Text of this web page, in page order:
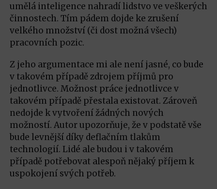
umělá inteligence nahradí lidstvo ve veškerých
činnostech. Tím pádem dojde ke zrušení
velkého množství (či dost možná všech)
pracovních pozic.
Z jeho argumentace mi ale není jasné, co bude
v takovém případě zdrojem příjmů pro
jednotlivce. Možnost práce jednotlivce v
takovém případě přestala existovat. Zároveň
nedojde k vytvoření žádných nových
možností. Autor upozorňuje, že v podstatě vše
bude levnější díky deflačním tlakům
technologií. Lidé ale budou i v takovém
případě potřebovat alespoň nějaký příjem k
uspokojení svých potřeb.